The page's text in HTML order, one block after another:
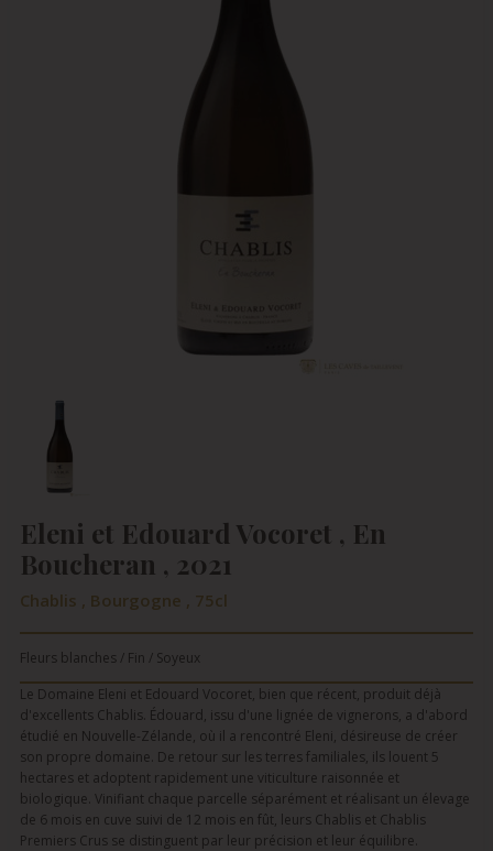
Eleni et Edouard Vocoret , En
Boucheran , 2021
Chablis , Bourgogne , 75cl
Fleurs blanches / Fin / Soyeux
Le Domaine Eleni et Edouard Vocoret, bien que récent, produit déjà
d'excellents Chablis. Édouard, issu d'une lignée de vignerons, a d'abord
étudié en Nouvelle-Zélande, où il a rencontré Eleni, désireuse de créer
son propre domaine. De retour sur les terres familiales, ils louent 5
hectares et adoptent rapidement une viticulture raisonnée et
biologique. Vinifiant chaque parcelle séparément et réalisant un élevage
de 6 mois en cuve suivi de 12 mois en fût, leurs Chablis et Chablis
Premiers Crus se distinguent par leur précision et leur équilibre.